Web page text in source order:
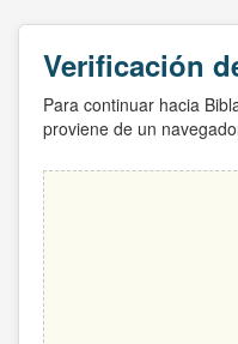
Verificación
Para continuar hacia
proviene de un